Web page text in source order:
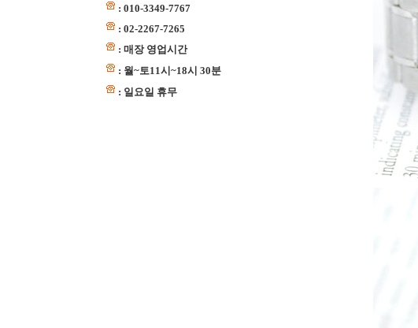
: 010-3349-7767
: 02-2267-7265
: 매장 영업시간
: 월~토11시~18시 30분
: 일요일 휴무